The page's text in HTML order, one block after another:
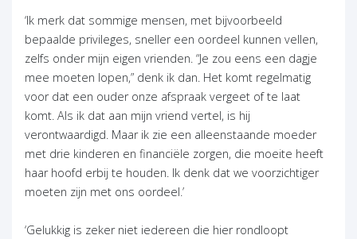
‘Ik merk dat sommige mensen, met bijvoorbeeld
bepaalde privileges, sneller een oordeel kunnen vellen,
zelfs onder mijn eigen vrienden. “Je zou eens een dagje
mee moeten lopen,” denk ik dan. Het komt regelmatig
voor dat een ouder onze afspraak vergeet of te laat
komt. Als ik dat aan mijn vriend vertel, is hij
verontwaardigd. Maar ik zie een alleenstaande moeder
met drie kinderen en financiële zorgen, die moeite heeft
haar hoofd erbij te houden. Ik denk dat we voorzichtiger
moeten zijn met ons oordeel.’
‘Gelukkig is zeker niet iedereen die hier rondloopt